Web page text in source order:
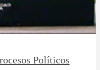
Políticos